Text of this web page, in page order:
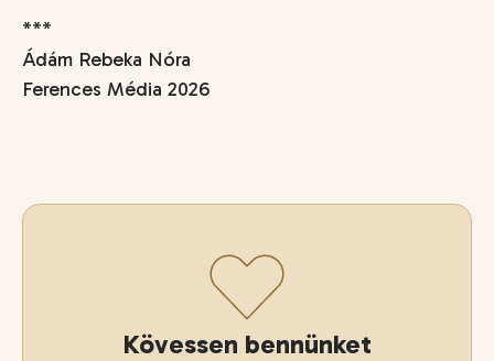
***
Ádám Rebeka Nóra
Ferences Média 2026
Kövessen bennünket